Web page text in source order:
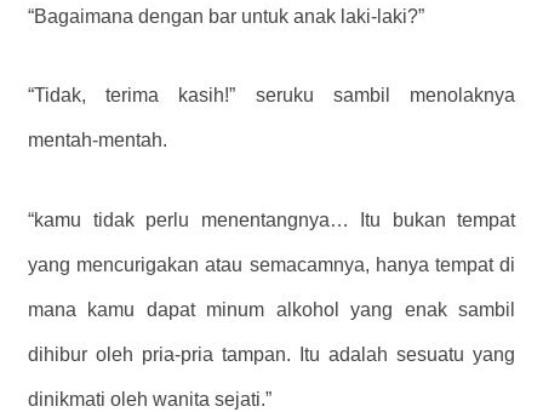
“Bagaimana dengan bar untuk anak laki-laki?”
“Tidak, terima kasih!” seruku sambil menolaknya
mentah-mentah.
“kamu tidak perlu menentangnya… Itu bukan tempat
yang mencurigakan atau semacamnya, hanya tempat di
mana kamu dapat minum alkohol yang enak sambil
dihibur oleh pria-pria tampan. Itu adalah sesuatu yang
dinikmati oleh wanita sejati.”